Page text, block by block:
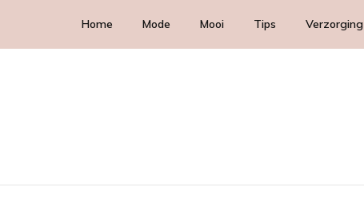
Home Mode Mooi Tips Verzorging